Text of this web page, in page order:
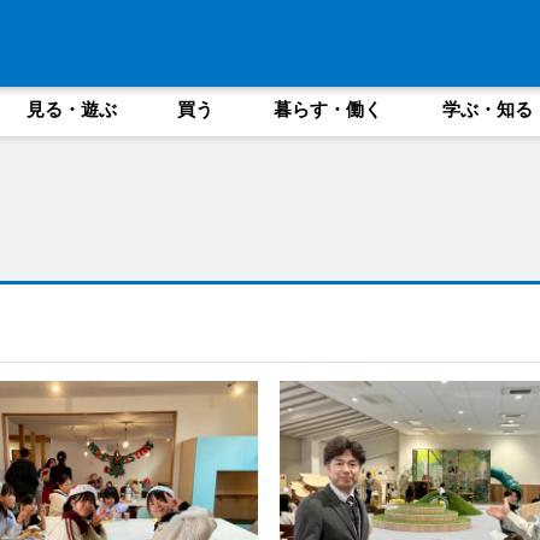
見る・遊ぶ 買う 暮らす・働く 学ぶ・知る